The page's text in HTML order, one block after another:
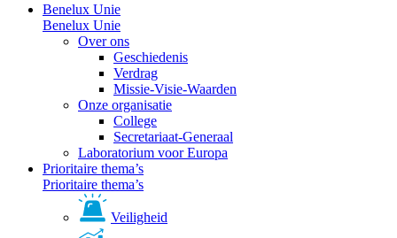
Benelux Unie
Benelux Unie
Over ons
Geschiedenis
Verdrag
Missie-Visie-Waarden
Onze organisatie
College
Secretariaat-Generaal
Laboratorium voor Europa
Prioritaire thema’s
Prioritaire thema’s
Veiligheid